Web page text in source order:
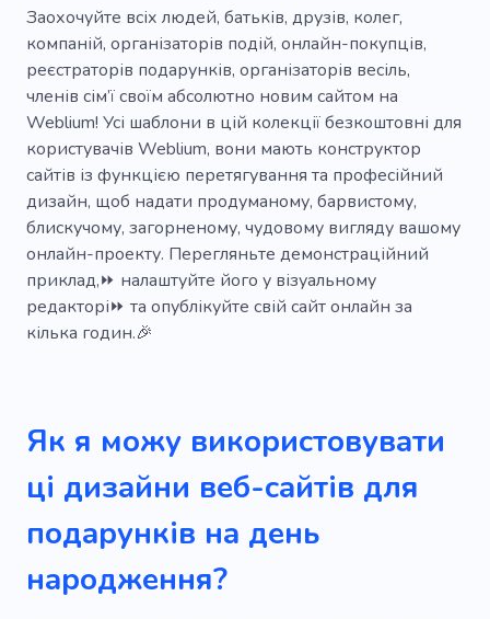
Подарункові набори
Дитячий садок
Сюрприз
Під водою
Занурення під воду
Романтика
Корабель
Географія
Лазіння
Кайтсерфінг
Більярдний клуб
Відпочинок на воді
Яхтинг
Океан
Солона вода
Яхта
Море
Верхова їзда
Заохочуйте всіх людей, батьків, друзів, колег,
компаній, організаторів подій, онлайн-покупців,
реєстраторів подарунків, організаторів весіль,
членів сім’ї своїм абсолютно новим сайтом на
Weblium! Усі шаблони в цій колекції безкоштовні для
користувачів Weblium, вони мають конструктор
сайтів із функцією перетягування та професійний
дизайн, щоб надати продуманому, барвистому,
блискучому, загорненому, чудовому вигляду вашому
онлайн-проекту. Перегляньте демонстраційний
приклад,⏩ налаштуйте його у візуальному
редакторі⏩ та опублікуйте свій сайт онлайн за
кілька годин.🎉
Як я можу використовувати
ці дизайни веб-сайтів для
подарунків на день
народження?